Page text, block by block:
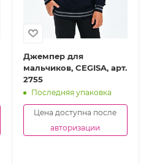
Джемпер для
мальчиков, CEGISA, арт.
2755
Последняя упаковка
Цена доступна после
авторизации